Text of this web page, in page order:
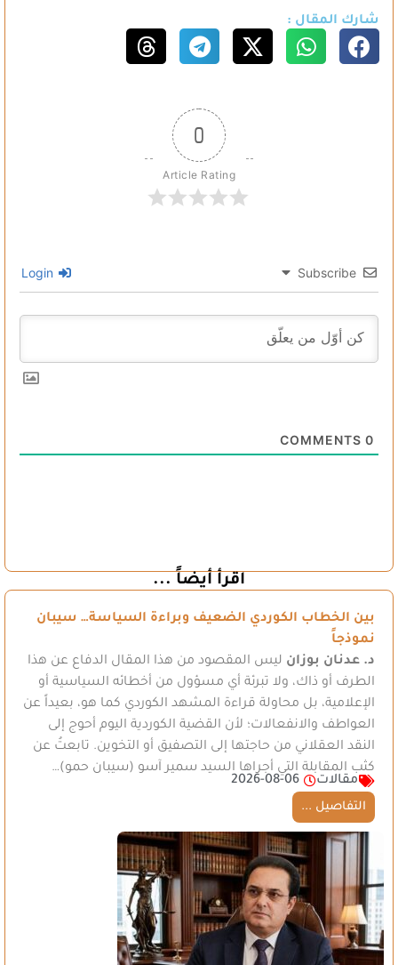
شارك المقال :
0
Article Rating
Subscribe
0
اقرأ أيضاً ...
بين الخطاب الكوردي الضعيف وبراءة السياسة… سيبان
نموذجاً
د. عدنان بوزان ليس المقصود من هذا المقال الدفاع عن هذا
الطرف أو ذاك، ولا تبرئة أي مسؤول من أخطائه السياسية أو
الإعلامية، بل محاولة قراءة المشهد الكوردي كما هو، بعيداً عن
العواطف والانفعالات؛ لأن القضية الكوردية اليوم أحوج إلى
النقد العقلاني من حاجتها إلى التصفيق أو التخوين. تابعتُ عن
كثب المقابلة التي أجراها السيد سمير آسو (سيبان حمو)…
مقالات
2026-08-06
التفاصيل ...